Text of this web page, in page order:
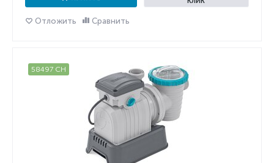
Отложить Сравнить
58497 CH